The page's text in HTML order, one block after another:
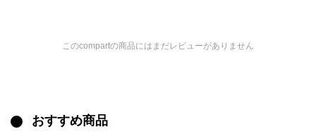
このcompartの商品にはまだレビューがありません
おすすめ商品